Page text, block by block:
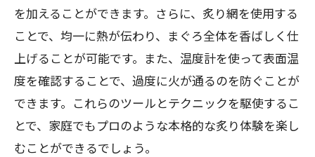
を加えることができます。さらに、炙り網を使用する
ことで、均一に熱が伝わり、まぐろ全体を香ばしく仕
上げることが可能です。また、温度計を使って表面温
度を確認することで、過度に火が通るのを防ぐことが
できます。これらのツールとテクニックを駆使するこ
とで、家庭でもプロのような本格的な炙り体験を楽し
むことができるでしょう。